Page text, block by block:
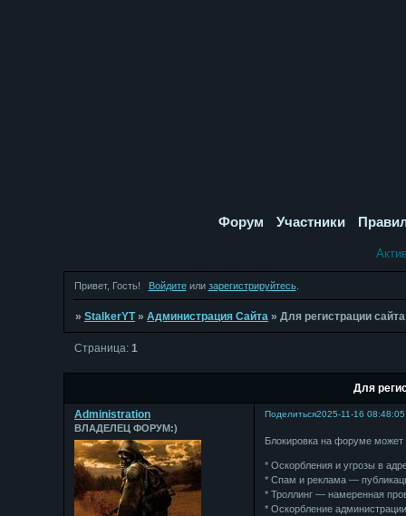
Форум Участники
Привет, Гость! Войдитеили зарегистрируйтесь.
»StalkerYT »Администрация Сайта »Для регистрации сайта
Для
Страница:1
Поделиться2025-11-16 08:48:05
Administration
ВЛАДЕЛЕЦ ФОРУМ:)
Блокировка на форуме
* Оскорбления и угрозы в
* Спам и реклама —
* Троллинг — намеренная
* Оскорбление